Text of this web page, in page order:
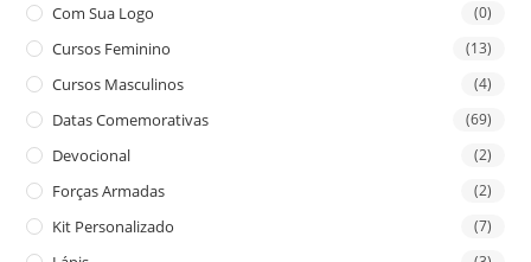
Com Sua Logo (0)
Cursos Feminino (13)
Cursos Masculinos (4)
Datas Comemorativas (69)
Devocional (2)
Forças Armadas (2)
Kit Personalizado (7)